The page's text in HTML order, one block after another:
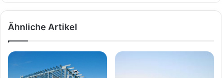
Ähnliche Artikel